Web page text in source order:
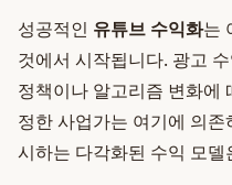
성공적인 유튜브 수익화는
것에서 시작됩니다. 광고
정책이나 알고리즘 변화에
정한 사업가는 여기에 의
시하는 다각화된 수익 모